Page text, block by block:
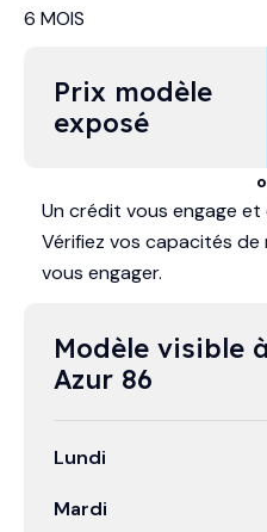
6 MOIS
Prix modèle
exposé
Un crédit vous engage
Vérifiez vos capacités
vous engager.
Modèle visible
Azur 86
Lundi
Mardi